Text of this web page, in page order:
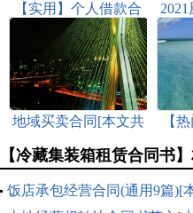
【实用】个人借款合
同范文八篇[本文共
3815字]
地域买卖合同[本文共
【
【冷藏集装箱租赁合同书
饭店承包经营合同(通用9篇)[